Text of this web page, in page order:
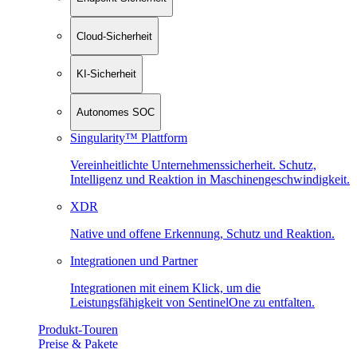
Cloud-Sicherheit
KI-Sicherheit
Autonomes SOC
Singularity™ Plattform
Vereinheitlichte Unternehmenssicherheit. Schutz,
Intelligenz und Reaktion in Maschinen­geschwindigkeit.
XDR
Native und offene Erkennung, Schutz und Reaktion.
Integrationen und Partner
Integrationen mit einem Klick, um die
Leistungsfähigkeit von SentinelOne zu entfalten.
Produkt-Touren
Preise & Pakete